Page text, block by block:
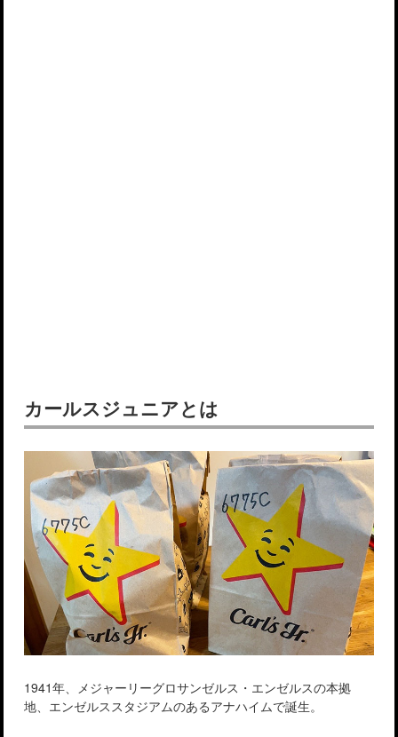
カールスジュニアとは
1941年、メジャーリーグロサンゼルス・エンゼルスの本拠
地、エンゼルススタジアムのあるアナハイムで誕生。